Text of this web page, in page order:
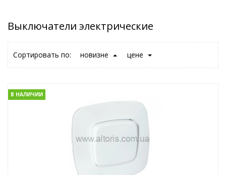
Выключатели электрические
Сортировать по: новизне цене
В НАЛИЧИИ